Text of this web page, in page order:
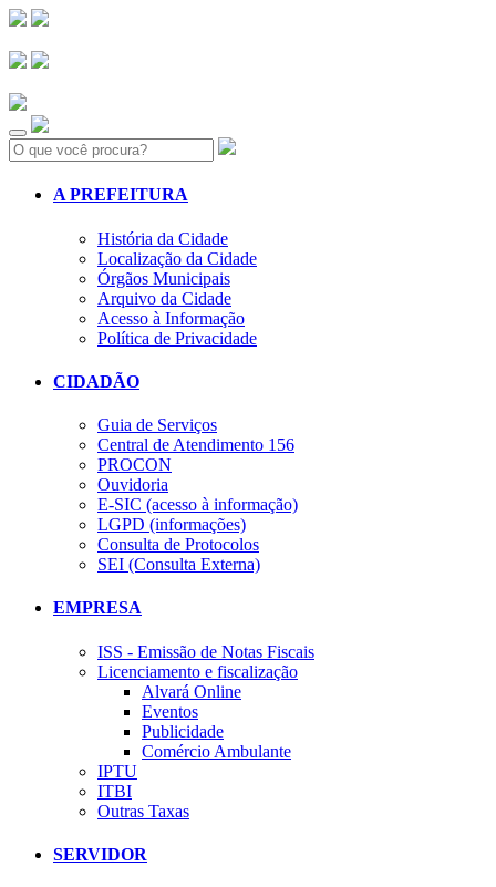
Search:
A PREFEITURA
História da Cidade
Localização da Cidade
Órgãos Municipais
Arquivo da Cidade
Acesso à Informação
Política de Privacidade
CIDADÃO
Guia de Serviços
Central de Atendimento 156
PROCON
Ouvidoria
E-SIC (acesso à informação)
LGPD (informações)
Consulta de Protocolos
SEI (Consulta Externa)
EMPRESA
ISS - Emissão de Notas Fiscais
Licenciamento e fiscalização
Alvará Online
Eventos
Publicidade
Comércio Ambulante
IPTU
ITBI
Outras Taxas
SERVIDOR